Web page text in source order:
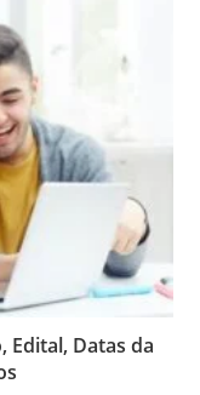
Edital, Datas da